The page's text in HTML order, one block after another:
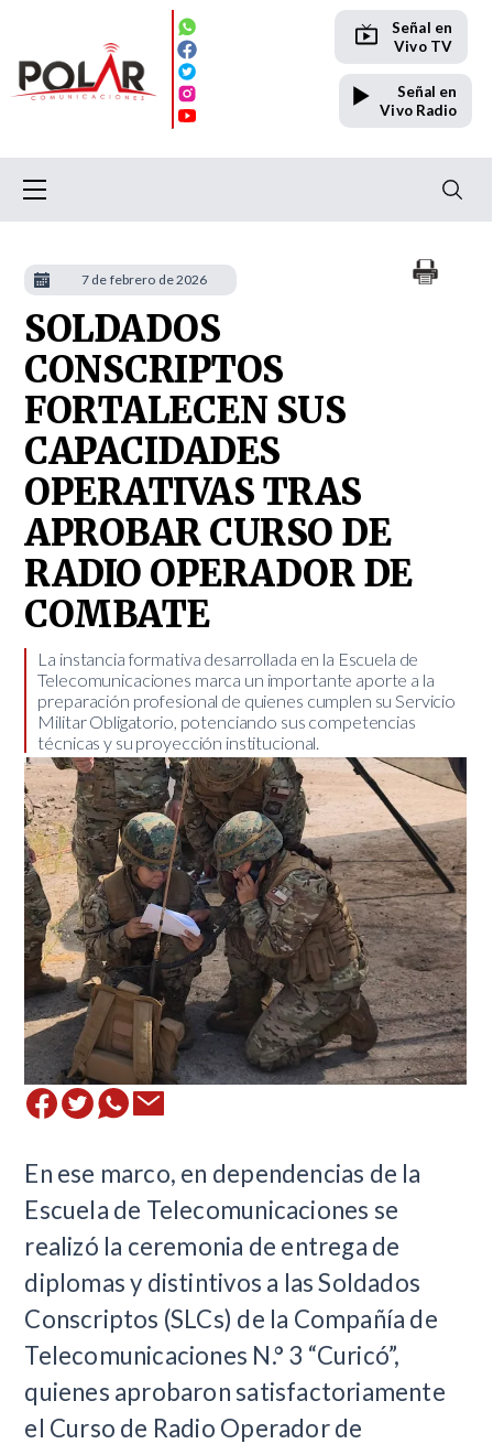
Señal en
Vivo TV
Señal en
Vivo Radio
SOLDADOS
CONSCRIPTOS
FORTALECEN SUS
CAPACIDADES
OPERATIVAS TRAS
APROBAR CURSO DE
RADIO OPERADOR DE
COMBATE
La instancia formativa desarrollada en la Escuela de
Telecomunicaciones marca un importante aporte a la
preparación profesional de quienes cumplen su Servicio
Militar Obligatorio, potenciando sus competencias
técnicas y su proyección institucional. ​
En ese marco, en dependencias de la
Escuela de Telecomunicaciones se
realizó la ceremonia de entrega de
diplomas y distintivos a las Soldados
Conscriptos (SLCs) de la Compañía de
Telecomunicaciones N.° 3 “Curicó”,
quienes aprobaron satisfactoriamente
el Curso de Radio Operador de
7 de febrero de 2026